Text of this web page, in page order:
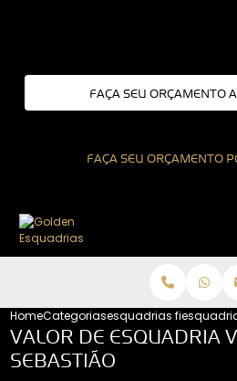
FAÇA SEU ORÇAMENTO
FAÇA SEU ORÇAMENTO
HomeCategoriasesquadrias fixas
VALOR DE ESQUADRIA
SEBASTIÃO